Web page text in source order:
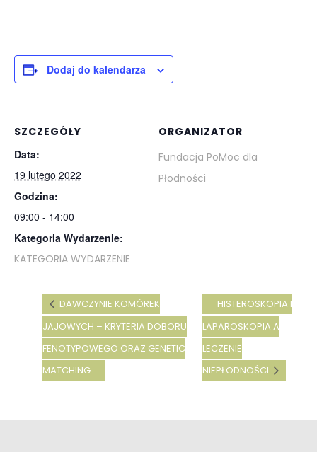
Dodaj do kalendarza
SZCZEGÓŁY
Data:
19 lutego 2022
Godzina:
09:00 - 14:00
Kategoria Wydarzenie:
KATEGORIA WYDARZENIE
ORGANIZATOR
Fundacja PoMoc dla
Płodności
DAWCZYNIE KOMÓREK
JAJOWYCH – KRYTERIA DOBORU
FENOTYPOWEGO ORAZ GENETIC
MATCHING
HISTEROSKOPIA I
LAPAROSKOPIA A
LECZENIE
NIEPŁODNOŚCI